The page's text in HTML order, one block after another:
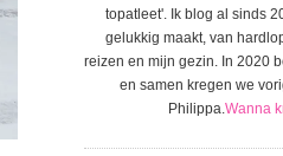
topatleet'. Ik blog al sinds
gelukkig maakt, van
reizen en mijn gezin. In 2020
en samen kregen we
Philippa.Wanna